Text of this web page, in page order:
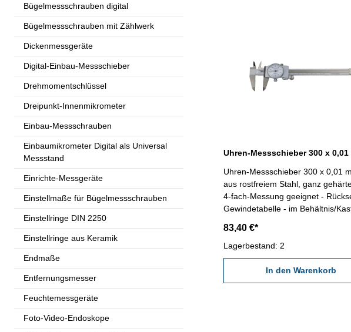
Bügelmessschrauben digital
Bügelmessschrauben mit Zählwerk
Dickenmessgeräte
Digital-Einbau-Messschieber
Drehmomentschlüssel
Dreipunkt-Innenmikrometer
Einbau-Messschrauben
Einbaumikrometer Digital als Universal
Messstand
Einrichte-Messgeräte
Einstellmaße für Bügelmessschrauben
Einstellringe DIN 2250
Einstellringe aus Keramik
Endmaße
Entfernungsmesser
Feuchtemessgeräte
Foto-Video-Endoskope
Uhren-Messschieber 300 x 0,01
aus rostfreiem Stahl, ganz
4-fach-Messung geeignet -
Gewindetabelle - im Behältnis/
Messbereich 0 - 300 mm
83,40 €*
Lagerbestand: 2
In den Warenkorb